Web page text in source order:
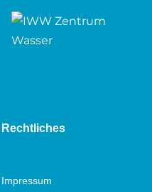
Rechtliches
Impressum